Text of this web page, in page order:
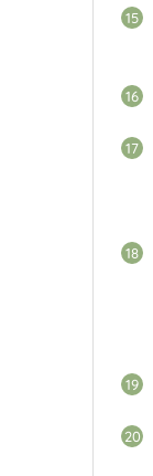
15
16
17
18
19
20